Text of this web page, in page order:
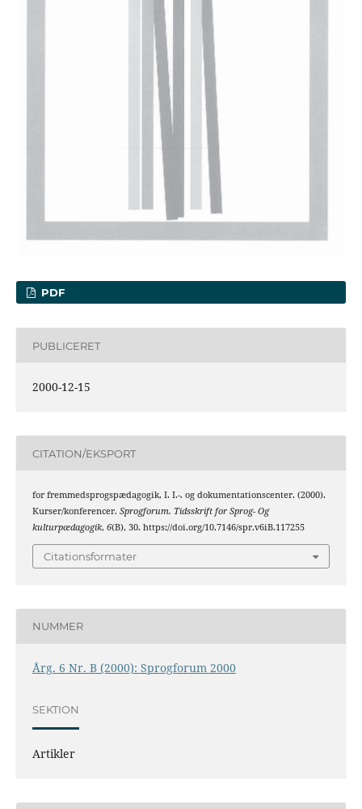
PDF
PUBLICERET
2000-12-15
CITATION/EKSPORT
for fremmedsprogspædagogik, I. I.-. og dokumentationscenter. (2000).
Kurser/konferencer. Sprogforum. Tidsskrift for Sprog- Og
kulturpædagogik, 6(B), 30. https://doi.org/10.7146/spr.v6iB.117255
Citationsformater
NUMMER
Årg. 6 Nr. B (2000): Sprogforum 2000
SEKTION
Artikler